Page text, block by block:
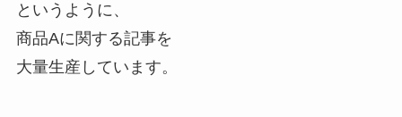
というように、
商品Aに関する記事を
大量生産しています。